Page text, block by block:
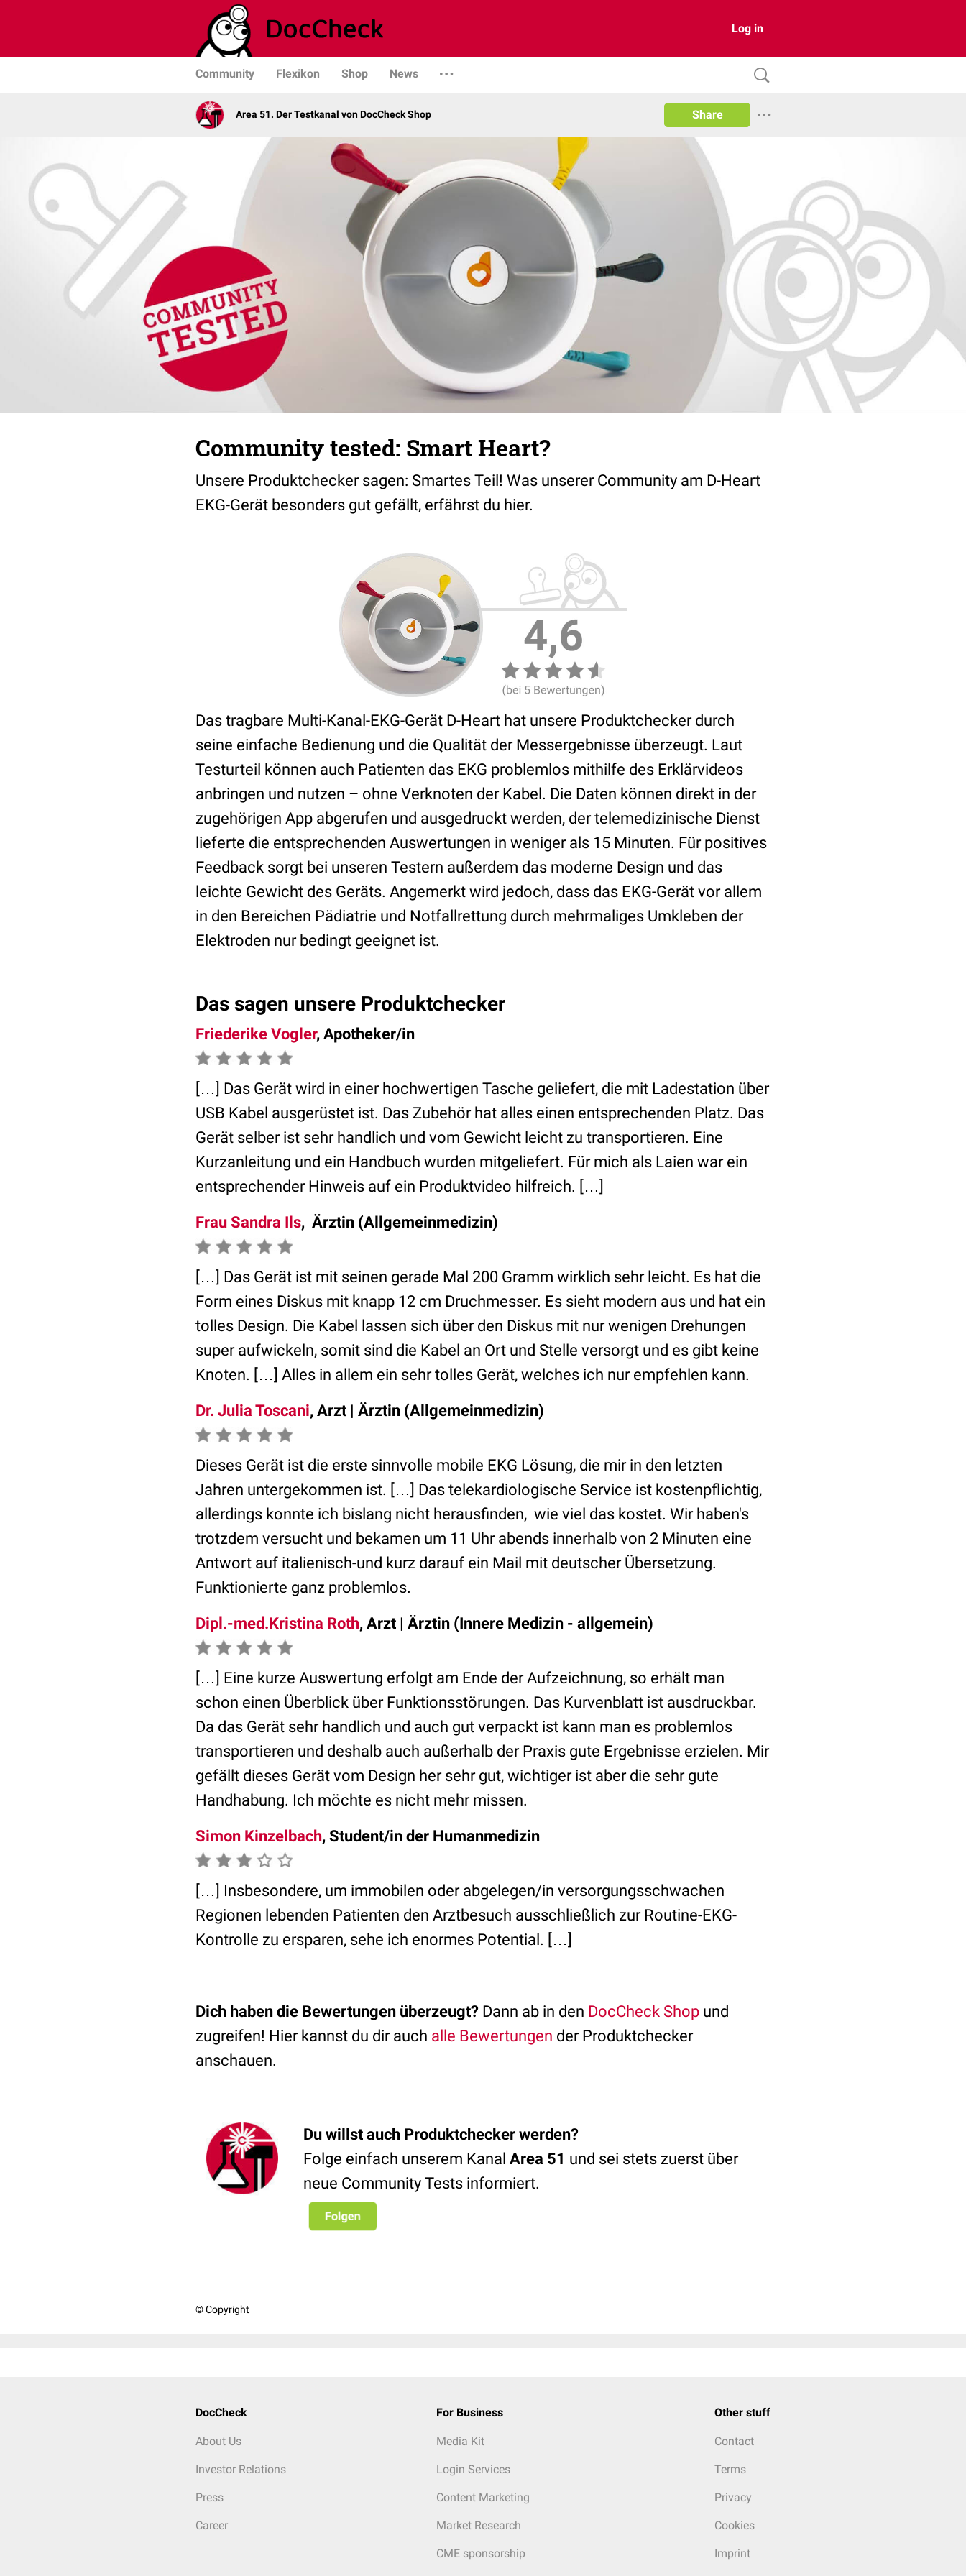
Log in
Community Flexikon Shop News
Area 51. Der Testkanal von DocCheck Shop Share
Community tested: Smart Heart?
Unsere Produktchecker sagen: Smartes Teil! Was unserer Community am D-Heart
EKG-Gerät besonders gut gefällt, erfährst du hier.
Das tragbare Multi-Kanal-EKG-Gerät D-Heart hat unsere Produktchecker durch
seine einfache Bedienung und die Qualität der Messergebnisse überzeugt. Laut
Testurteil können auch Patienten das EKG problemlos mithilfe des Erklärvideos
anbringen und nutzen – ohne Verknoten der Kabel. Die Daten können direkt in der
zugehörigen App abgerufen und ausgedruckt werden, der telemedizinische Dienst
lieferte die entsprechenden Auswertungen in weniger als 15 Minuten. Für positives
Feedback sorgt bei unseren Testern außerdem das moderne Design und das
leichte Gewicht des Geräts. Angemerkt wird jedoch, dass das EKG-Gerät vor allem
in den Bereichen Pädiatrie und Notfallrettung durch mehrmaliges Umkleben der
Elektroden nur bedingt geeignet ist.
Das sagen unsere Produktchecker
Friederike Vogler, Apotheker/in
[…] Das Gerät wird in einer hochwertigen Tasche geliefert, die mit Ladestation über
USB Kabel ausgerüstet ist. Das Zubehör hat alles einen entsprechenden Platz. Das
Gerät selber ist sehr handlich und vom Gewicht leicht zu transportieren. Eine
Kurzanleitung und ein Handbuch wurden mitgeliefert. Für mich als Laien war ein
entsprechender Hinweis auf ein Produktvideo hilfreich. […]
Frau Sandra Ils, Ärztin (Allgemeinmedizin)
[…] Das Gerät ist mit seinen gerade Mal 200 Gramm wirklich sehr leicht. Es hat die
Form eines Diskus mit knapp 12 cm Druchmesser. Es sieht modern aus und hat ein
tolles Design. Die Kabel lassen sich über den Diskus mit nur wenigen Drehungen
super aufwickeln, somit sind die Kabel an Ort und Stelle versorgt und es gibt keine
Knoten. […] Alles in allem ein sehr tolles Gerät, welches ich nur empfehlen kann.
Dr. Julia Toscani, Arzt | Ärztin (Allgemeinmedizin)
Dieses Gerät ist die erste sinnvolle mobile EKG Lösung, die mir in den letzten
Jahren untergekommen ist. […] Das telekardiologische Service ist kostenpflichtig,
allerdings konnte ich bislang nicht herausfinden, wie viel das kostet. Wir haben's
trotzdem versucht und bekamen um 11 Uhr abends innerhalb von 2 Minuten eine
Antwort auf italienisch-und kurz darauf ein Mail mit deutscher Übersetzung.
Funktionierte ganz problemlos.
Dipl.-med.Kristina Roth, Arzt | Ärztin (Innere Medizin - allgemein)
[…] Eine kurze Auswertung erfolgt am Ende der Aufzeichnung, so erhält man
schon einen Überblick über Funktionsstörungen. Das Kurvenblatt ist ausdruckbar.
Da das Gerät sehr handlich und auch gut verpackt ist kann man es problemlos
transportieren und deshalb auch außerhalb der Praxis gute Ergebnisse erzielen. Mir
gefällt dieses Gerät vom Design her sehr gut, wichtiger ist aber die sehr gute
Handhabung. Ich möchte es nicht mehr missen.
Simon Kinzelbach, Student/in der Humanmedizin
[…] Insbesondere, um immobilen oder abgelegen/in versorgungsschwachen
Regionen lebenden Patienten den Arztbesuch ausschließlich zur Routine-EKG-
Kontrolle zu ersparen, sehe ich enormes Potential. […]
Dich haben die Bewertungen überzeugt? Dann ab in den DocCheck Shop und
zugreifen! Hier kannst du dir auch alle Bewertungen der Produktchecker
anschauen.
Du willst auch Produktchecker werden?
Folge einfach unserem Kanal Area 51 und sei stets zuerst über
neue Community Tests informiert.
© Copyright
DocCheck
About Us
Investor Relations
Press
Career
For Business
Media Kit
Login Services
Content Marketing
Market Research
CME sponsorship
Other stuff
Contact
Terms
Privacy
Cookies
Imprint